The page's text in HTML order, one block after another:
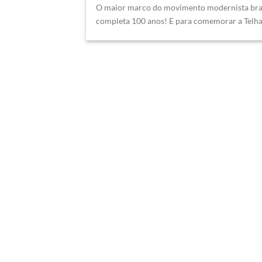
O maior marco do movimento modernista
completa 100 anos! E para comemorar a